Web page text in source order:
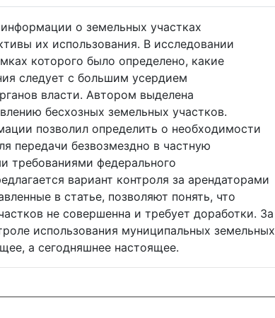
о земельных участках
их использования. В исследовании
которого было определено, какие
следует с большим усердием
власти. Автором выделена
бесхозных земельных участков.
позволил определить о необходимости
передачи безвозмездно в частную
требованиями федерального
вариант контроля за арендаторами
в статье, позволяют понять, что
не совершенна и требует доработки. За
использования муниципальных земельных
а сегодняшнее настоящее.